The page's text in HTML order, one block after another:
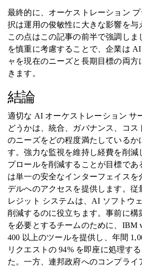
最終的に、オーケストレーション
択は運用の俊敏性に大きな影響を与
この点はこの記事の前半で強調しま
を慎重に考慮することで、企業は
ャを現在のニーズと長期目標の両方
きます。
結論
適切な AI オーケストレーション サ
どうかは、統合、ガバナンス、コス
のニーズをどの程度満たしているか
す。強力な監視を維持し経費を削減
プロールを削減することが目標であ
は単一の安全なインターフェイスを
デルへのアクセスを提供します。従
レジット システムは、AI ソフトウ
削減するのに役立ちます。事前に構
を必要とするチームのために、IBM
400 以上のツールを提供し、年間
リクエストの 94% を即座に処理す
た。一方、連邦政府へのコンプライ